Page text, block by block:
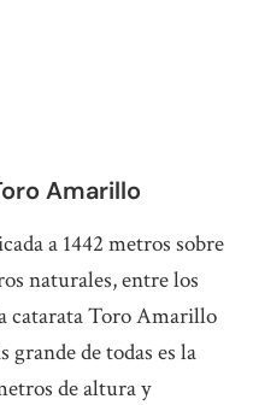
Amarillo
a 1442 metros sobre
naturales, entre los
catarata Toro Amarillo
de todas es la
de altura y